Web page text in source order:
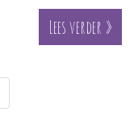
Lees verder »